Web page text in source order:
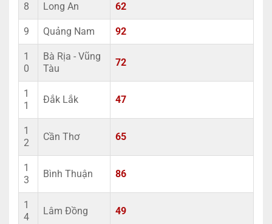
8 Long An 62
9 Quảng Nam 92
1
0
Bà Rịa - Vũng
Tàu
72
1
1
Đắk Lắk 47
1
2
Cần Thơ 65
1
3
Bình Thuận 86
1
4
Lâm Đồng 49